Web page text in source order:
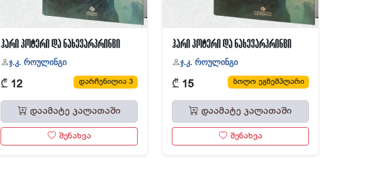
ჰარი პოტერი და ნახევარპრინცი
ჯ.კ. როულინგი
₾ 12 დარჩენილია 3
დაამატე კალათაში
შენახვა
ჰარი პოტერი და ნახევარპრინცი
ჯ.კ. როულინგი
₾ 15 ბოლო ეგზემპლარი
დაამატე კალათაში
შენახვა